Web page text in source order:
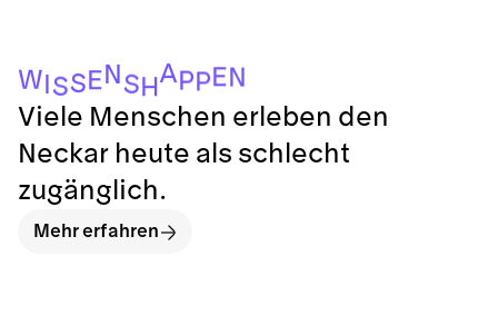
WISSENSHA PP EN
Viele Menschen erleben den
Neckar heute als schlecht
zugänglich.
Mehr erfahren